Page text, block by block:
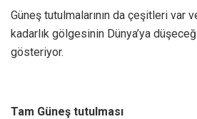
Güneş tutulmalarının da çeşitleri var
kadarlık gölgesinin Dünya’ya
gösteriyor.
Tam Güneş tutulması